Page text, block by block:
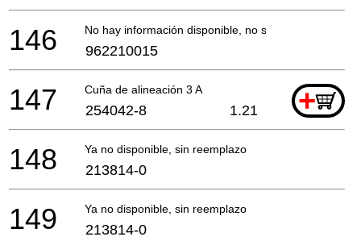
No hay información disponible, no se puede pedir
146 962210015
Cuña de alineación 3 A +
147 254042-8 1.21
Ya no disponible, sin reemplazo
148 213814-0
Ya no disponible, sin reemplazo
149 213814-0